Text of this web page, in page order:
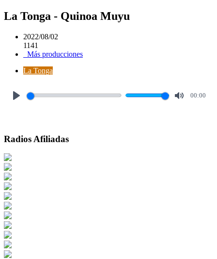
La Tonga - Quinoa Muyu
2022/08/02
1141
Más producciones
La Tonga
00:00
Radios Afiliadas